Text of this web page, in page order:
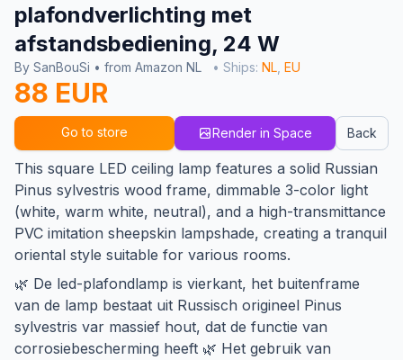
plafondverlichting met
afstandsbediening, 24 W
By SanBouSi • from Amazon NL • Ships: NL EU
88 EUR
Go to store Render in Space Back
This square LED ceiling lamp features a solid Russian
Pinus sylvestris wood frame, dimmable 3-color light
(white, warm white, neutral), and a high-transmittance
PVC imitation sheepskin lampshade, creating a tranquil
oriental style suitable for various rooms.
🌿 De led-plafondlamp is vierkant, het buitenframe
van de lamp bestaat uit Russisch origineel Pinus
sylvestris var massief hout, dat de functie van
corrosiebescherming heeft 🌿 Het gebruik van